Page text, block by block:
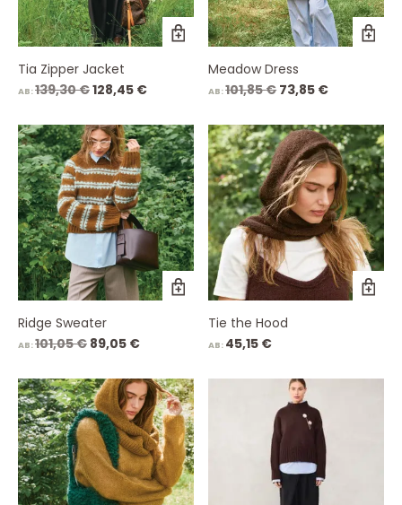
Tia Zipper Jacket
AB:139,30€Ursprünglicher
war:
139,30 €
128,45 €Aktueller
ist:
128,45 €.
Meadow Dress
AB:101,85€ Ursprünglicher
war:
101,85 €
73,85 €Aktueller
ist:
73,85 €.
Ridge Sweater
AB:101,05€ Ursprünglicher
war:
101,05 €
89,05 €Aktueller
ist:
89,05 €.
Tie the Hood
AB: 45,15 €